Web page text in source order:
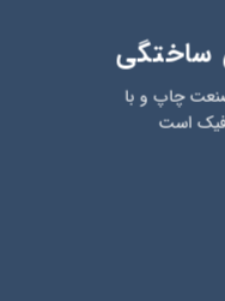
ساختگی
چاپ و با